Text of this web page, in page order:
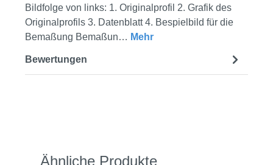
Bildfolge von links: 1. Originalprofil 2. Grafik des
Originalprofils 3. Datenblatt 4. Bespielbild für die
Bemaßung Bemaßun… Mehr
Bewertungen
Produktgalerie überspringen
Ähnliche Produkte